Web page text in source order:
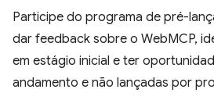
Participe do programa de pré-
dar feedback sobre o WebMCP,
em estágio inicial e ter
andamento e não lançadas por